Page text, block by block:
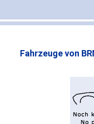
Fahrzeuge von